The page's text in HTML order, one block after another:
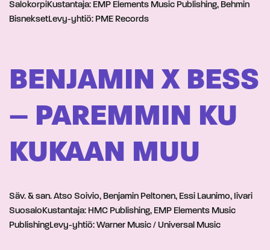
SalokorpiKustantaja: EMP Elements Music Publishing, Behmin
BisneksetLevy-yhtiö: PME Records
BENJAMIN X BESS
– PAREMMIN KU
KUKAAN MUU
Säv. & san. Atso Soivio, Benjamin Peltonen, Essi Launimo, Iivari
SuosaloKustantaja: HMC Publishing, EMP Elements Music
PublishingLevy-yhtiö: Warner Music / Universal Music